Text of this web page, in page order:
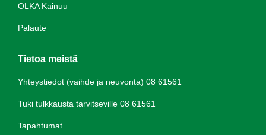
OLKA Kainuu
Palaute
Tietoa meistä
Yhteystiedot (vaihde ja neuvonta) 08 61561
Tuki tulkkausta tarvitseville 08 61561
Tapahtumat